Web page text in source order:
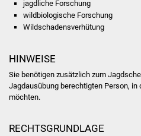
jagdliche Forschung
wildbiologische Forschung
Wildschadensverhütung
HINWEISE
Sie benötigen zusätzlich zum
Jagdausübung berechtigten Person, in
möchten.
RECHTSGRUNDLAGE